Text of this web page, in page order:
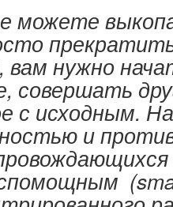
можете
нужно
совершать
с исходным.
и